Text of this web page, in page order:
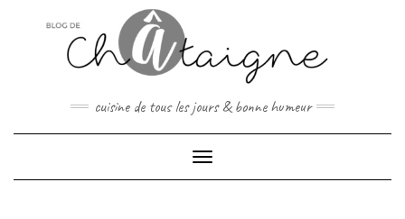
cuisine de tous les jours & bonne humeur
Toggle Navigation